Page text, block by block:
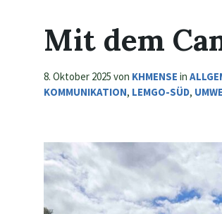
Mit dem
8. Oktober 2025 von KHMENSE in
KOMMUNIKATION, LEMGO-SÜD,